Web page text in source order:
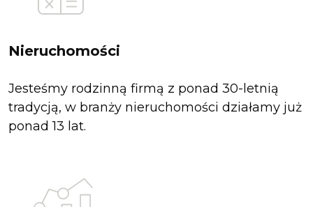
Nieruchomości
Jesteśmy rodzinną firmą z ponad 30-letnią
tradycją, w branży nieruchomości działamy już
ponad 13 lat.